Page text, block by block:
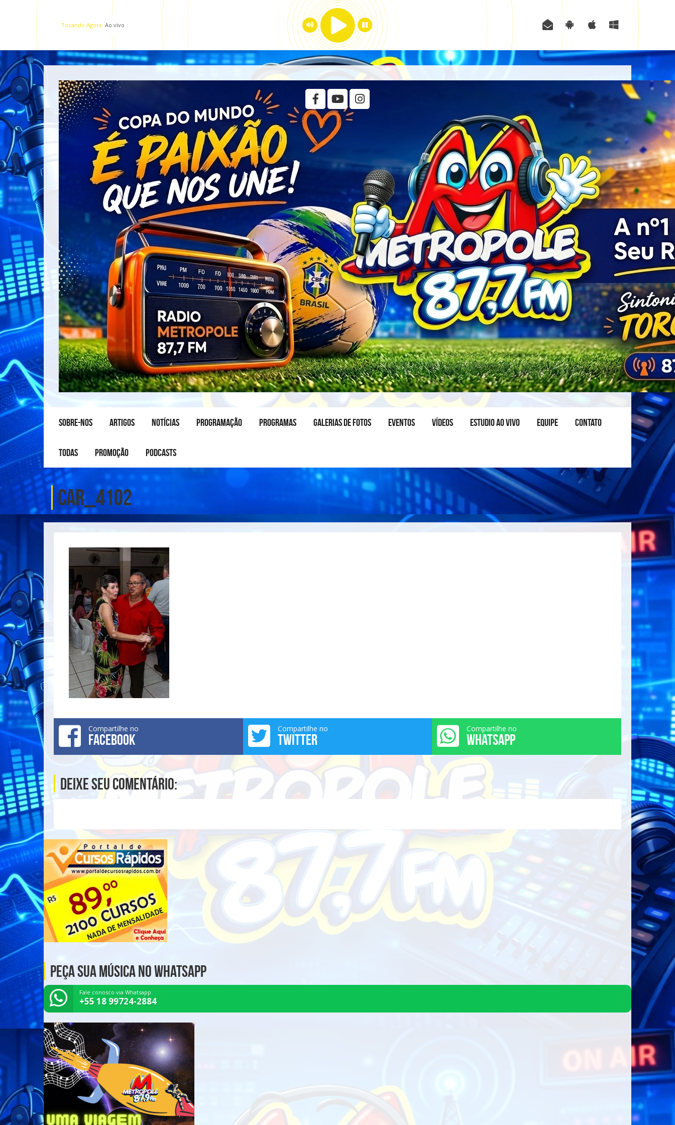
Tocando Agora: Ao vivo
SOBRE-NOS ARTIGOS NOTÍCIAS PROGRAMAÇÃO PROGRAMAS GALERIAS DE FOTOS EVENTOS VÍDEOS ESTUDIO AO VIVO EQUIPE CONTATO
TODAS PROMOÇÃO PODCASTS
CAR_4102
Compartilhe no
FACEBOOK
Compartilhe no
TWITTER
Compartilhe no
WHATSAPP
Deixe seu comentário:
Peça Sua Música no Whatsapp
Fale conosco via Whatsapp:
+55 18 99724-2884